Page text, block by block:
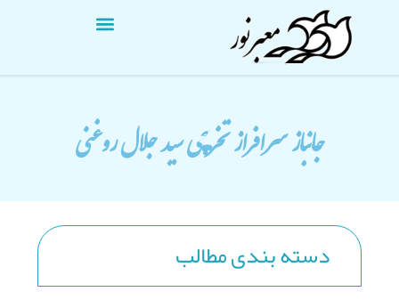
جانباز سرافراز تخریبچی سید جلال روغنی
دسته بندی مطالب